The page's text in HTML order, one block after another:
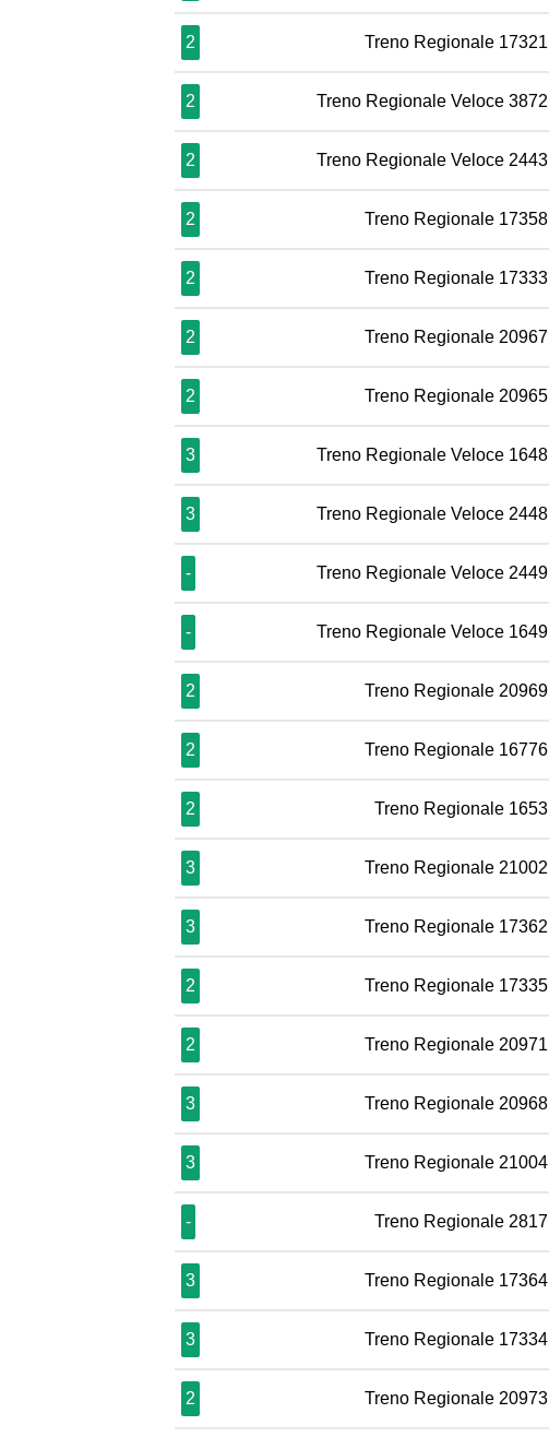
2 Treno Regionale 17321
2 Treno Regionale Veloce 3872
2 Treno Regionale Veloce 2443
2 Treno Regionale 17358
2 Treno Regionale 17333
2 Treno Regionale 20967
2 Treno Regionale 20965
3 Treno Regionale Veloce 1648
3 Treno Regionale Veloce 2448
- Treno Regionale Veloce 2449
- Treno Regionale Veloce 1649
2 Treno Regionale 20969
2 Treno Regionale 16776
2 Treno Regionale 1653
3 Treno Regionale 21002
3 Treno Regionale 17362
2 Treno Regionale 17335
2 Treno Regionale 20971
3 Treno Regionale 20968
3 Treno Regionale 21004
- Treno Regionale 2817
3 Treno Regionale 17364
3 Treno Regionale 17334
2 Treno Regionale 20973